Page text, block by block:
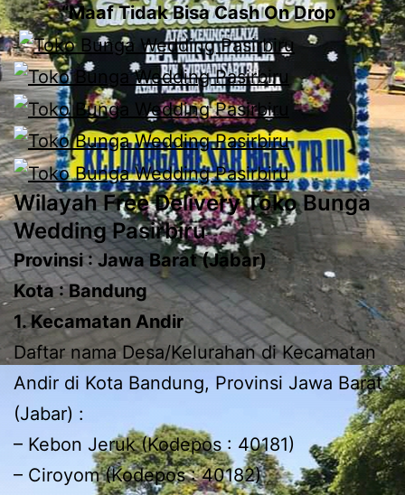
“Maaf Tidak Bisa Cash On Drop”
Wilayah Free Delivery Toko Bunga
Wedding Pasirbiru
Provinsi : Jawa Barat (Jabar)
Kota : Bandung
1. Kecamatan Andir
Daftar nama Desa/Kelurahan di Kecamatan
Andir di Kota Bandung, Provinsi Jawa Barat
(Jabar) :
– Kebon Jeruk (Kodepos : 40181)
– Ciroyom (Kodepos : 40182)